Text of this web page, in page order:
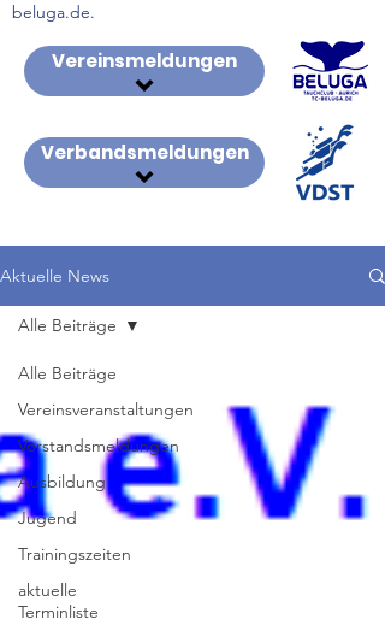
beluga.de.
Vereinsmeldungen
Verbandsmeldungen
Aktuelle News
Alle Beiträge
Vereinsveranstaltungen
Vorstandsmeldungen
Ausbildung
Jugend
Trainingszeiten
aktuelle
Terminliste
Alle Beiträge